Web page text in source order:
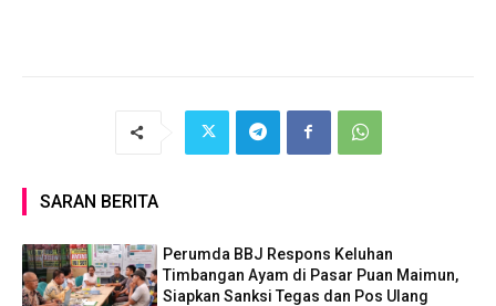
SARAN BERITA
Perumda BBJ Respons Keluhan
Timbangan Ayam di Pasar Puan Maimun,
Siapkan Sanksi Tegas dan Pos Ulang